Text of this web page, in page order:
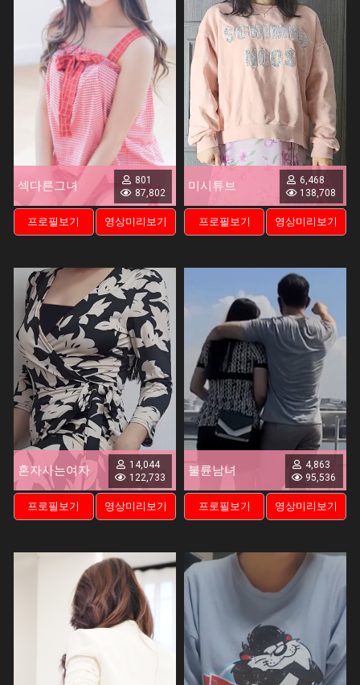
섹다른그녀
801
87,802
프로필보기 영상미리보기
미시튜브
6,468
138,708
프로필보기 영상미리보기
혼자사는여자
14,044
122,733
프로필보기 영상미리보기
불륜남녀
4,863
95,536
프로필보기 영상미리보기